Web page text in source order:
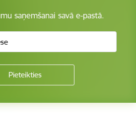
saņemšanai savā e-pastā.